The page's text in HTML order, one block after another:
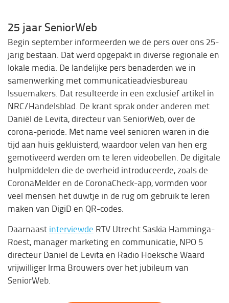
25 jaar SeniorWeb
Begin september informeerden we de pers over ons 25-
jarig bestaan. Dat werd opgepakt in diverse regionale en
lokale media. De landelijke pers benaderden we in
samenwerking met communicatieadviesbureau
Issuemakers. Dat resulteerde in een exclusief artikel in
NRC/Handelsblad. De krant sprak onder anderen met
Daniël de Levita, directeur van SeniorWeb, over de
corona-periode. Met name veel senioren waren in die
tijd aan huis gekluisterd, waardoor velen van hen erg
gemotiveerd werden om te leren videobellen. De digitale
hulpmiddelen die de overheid introduceerde, zoals de
CoronaMelder en de CoronaCheck-app, vormden voor
veel mensen het duwtje in de rug om gebruik te leren
maken van DigiD en QR-codes.
Daarnaast interviewde RTV Utrecht Saskia Hamminga-
Roest, manager marketing en communicatie, NPO 5
directeur Daniël de Levita en Radio Hoeksche Waard
vrijwilliger Irma Brouwers over het jubileum van
SeniorWeb.